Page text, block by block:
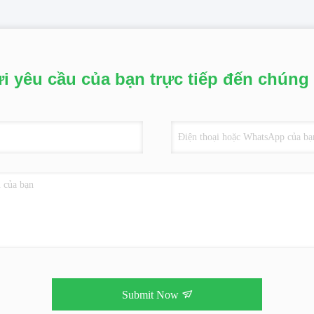
yêu cầu của bạn trực tiếp đến
Submit Now